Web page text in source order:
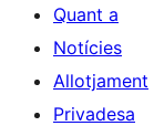
Quant a
Notícies
Allotjament
Privadesa